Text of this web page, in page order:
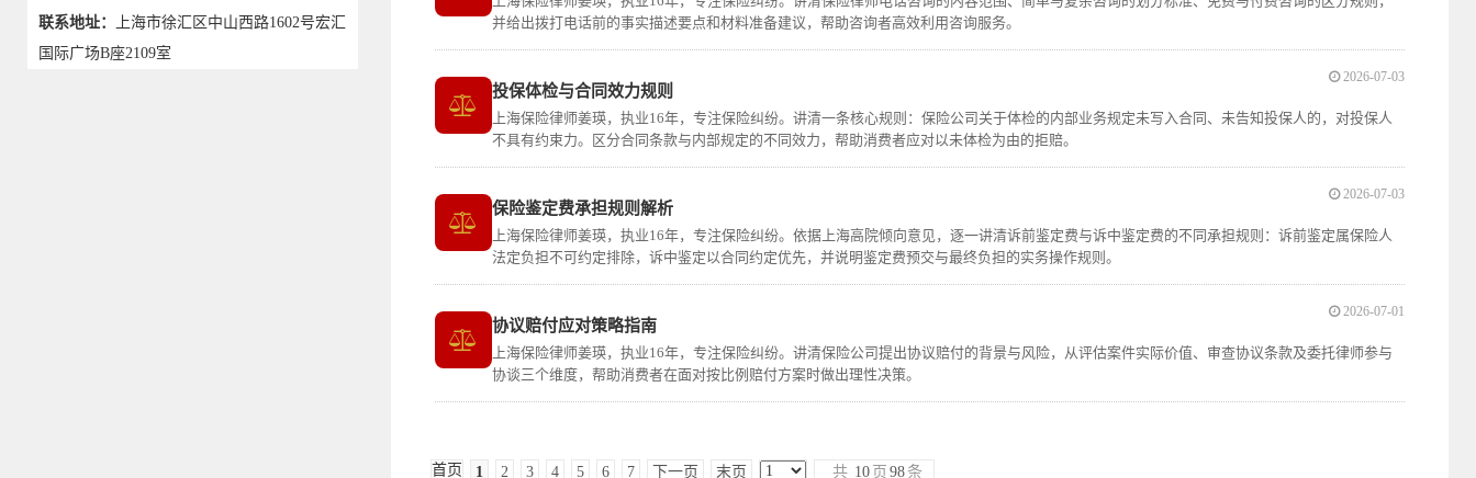
联系地址：
上海市徐汇区中山西路1602号宏汇
国际广场B座2109室
并给出拨打电话前的事实描述要点和材料准备建议，帮助咨询者高效利用咨询服务。
投保体检与合同效力规则
上海保险律师姜瑛，执业16年，专注保险纠纷。讲清一条核心规则：保险公司关于体检的内部业务规定未写入合同、未告知投保人的，对投保人
不具有约束力。区分合同条款与内部规定的不同效力，帮助消费者应对以未体检为由的拒赔。
2026-07-03
保险鉴定费承担规则解析
上海保险律师姜瑛，执业16年，专注保险纠纷。依据上海高院倾向意见，逐一讲清诉前鉴定费与诉中鉴定费的不同承担规则：诉前鉴定属保险人
法定负担不可约定排除，诉中鉴定以合同约定优先，并说明鉴定费预交与最终负担的实务操作规则。
2026-07-03
协议赔付应对策略指南
上海保险律师姜瑛，执业16年，专注保险纠纷。讲清保险公司提出协议赔付的背景与风险，从评估案件实际价值、审查协议条款及委托律师参与
协谈三个维度，帮助消费者在面对按比例赔付方案时做出理性决策。
2026-07-01
首页 1 2 3 4 5 6 7 下一页 末页 共 10 页 98条